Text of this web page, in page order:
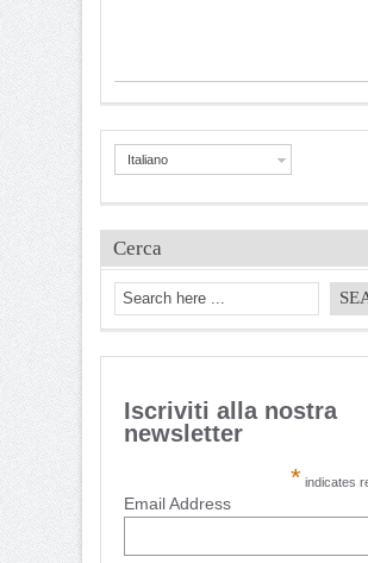
Italiano
Cerca
Iscriviti alla nostra
newsletter
* indicates
Email Address